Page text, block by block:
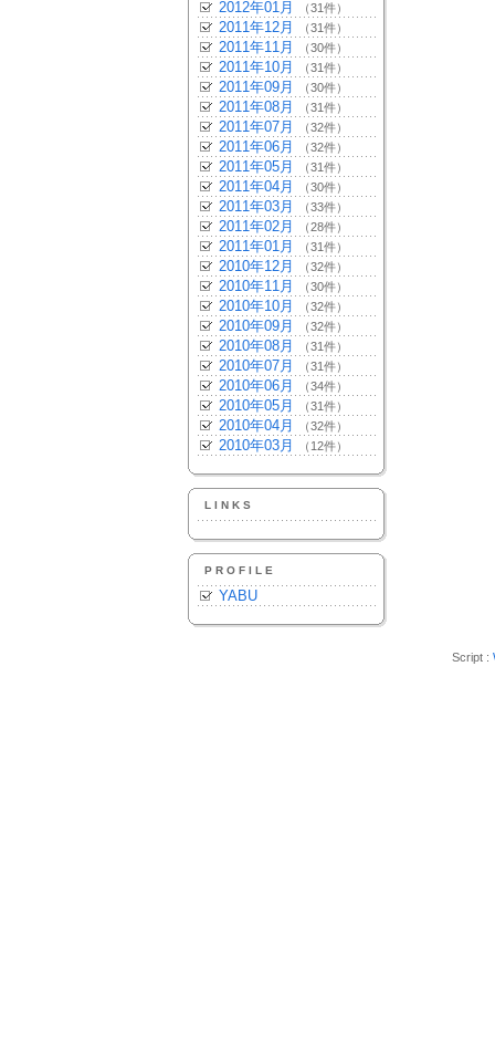
2012年01月 （31件）
2011年12月 （31件）
2011年11月 （30件）
2011年10月 （31件）
2011年09月 （30件）
2011年08月 （31件）
2011年07月 （32件）
2011年06月 （32件）
2011年05月 （31件）
2011年04月 （30件）
2011年03月 （33件）
2011年02月 （28件）
2011年01月 （31件）
2010年12月 （32件）
2010年11月 （30件）
2010年10月 （32件）
2010年09月 （32件）
2010年08月 （31件）
2010年07月 （31件）
2010年06月 （34件）
2010年05月 （31件）
2010年04月 （32件）
2010年03月 （12件）
LINKS
PROFILE
YABU
Script :